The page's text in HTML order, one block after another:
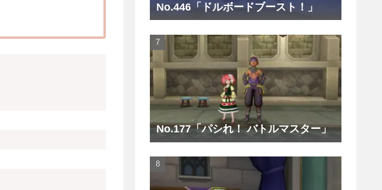
No.446「ドルボードブースト！」
No.177「パシれ！ バトルマスター」